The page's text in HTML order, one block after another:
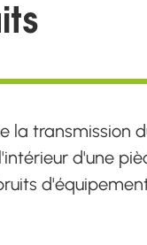
la transmission
d'une